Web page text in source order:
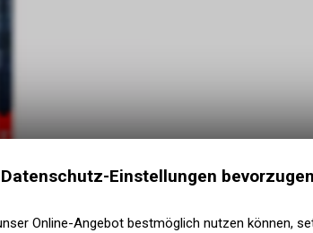
Einstellungen
Online-Angebot bestmöglich nutzen können,